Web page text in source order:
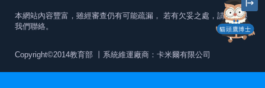
貓頭鷹博士
本網站內容豐富，雖經審查仍有可能疏漏， 若有欠妥之處，請隨時與
我們聯絡。
Copyright©2014教育部 丨系統維運廠商：卡米爾有限公司